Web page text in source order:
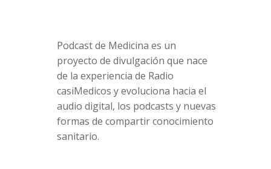
Podcast de Medicina es un
proyecto de divulgación que nace
de la experiencia de Radio
casiMedicos y evoluciona hacia el
audio digital, los podcasts y nuevas
formas de compartir conocimiento
sanitario.